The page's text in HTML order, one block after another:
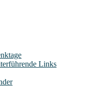
Links